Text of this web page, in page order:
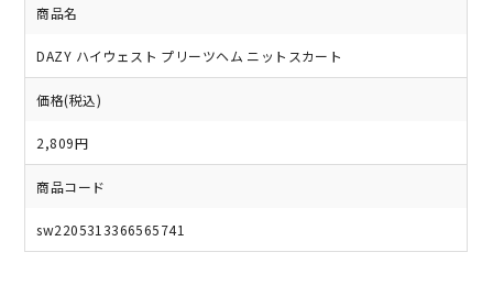
商品名
DAZY ハイウェスト プリーツヘム ニットスカート
価格(税込)
2,809円
商品コード
sw2205313366565741